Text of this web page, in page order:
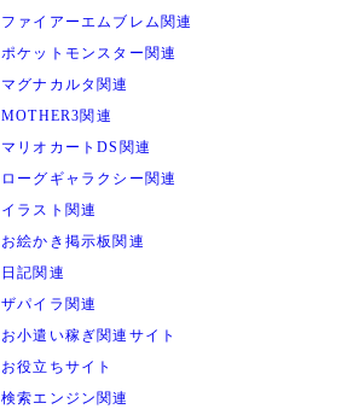
ファイアーエムブレム関連
ポケットモンスター関連
マグナカルタ関連
MOTHER3関連
マリオカートDS関連
ローグギャラクシー関連
イラスト関連
お絵かき掲示板関連
日記関連
ザパイラ関連
お小遣い稼ぎ関連サイト
お役立ちサイト
検索エンジン関連